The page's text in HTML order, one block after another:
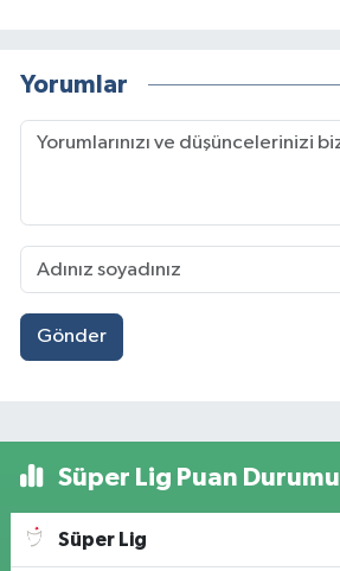
Yorumlar
Gönder
Süper Lig Puan Durumu
Süper Lig